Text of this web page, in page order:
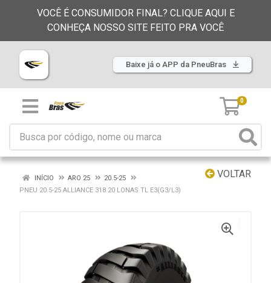
VOCÊ É CONSUMIDOR FINAL? CLIQUE AQUI E
CONHEÇA NOSSO SITE FEITO PRA VOCÊ
Baixe já o APP da PneuBras
0
VOLTAR
INÍCIO ARO 25
20.5-25
PNEU 20.5-25 ALLIANCE 318 20 LONAS TL E3(G3/L3)